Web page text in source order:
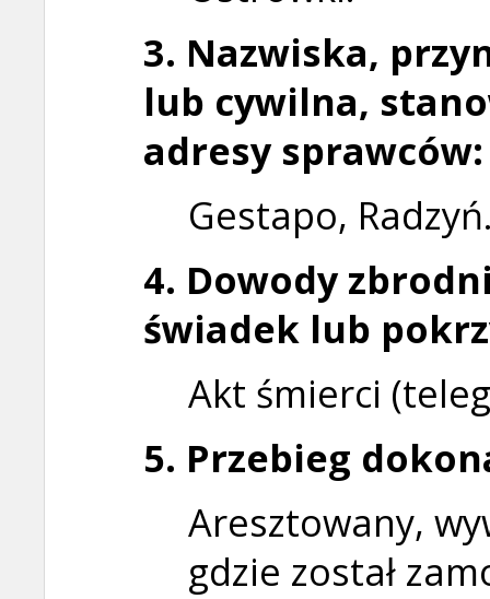
3. Nazwiska,
lub cywilna,
adresy sprawców:
Gestapo,
4. Dowody
świadek lub
Akt śmierci
5. Przebieg
Aresztowany,
gdzie został